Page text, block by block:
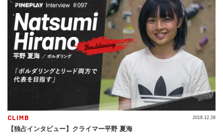
CLIMB
【独占インタビュー】クライマー平野 夏海
2018.12.28